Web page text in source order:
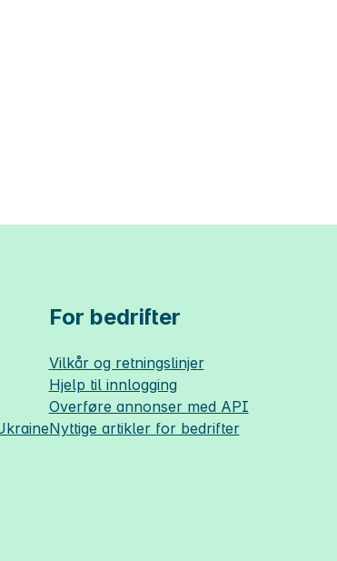
For bedrifter
Vilkår og retningslinjer
Hjelp til innlogging
Overføre annonser med API
Nyttige artikler for bedrifter